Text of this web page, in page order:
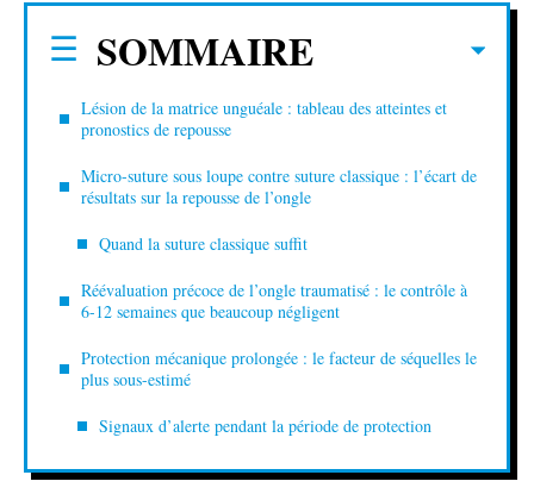
SOMMAIRE
Lésion de la matrice unguéale : tableau des atteintes et
pronostics de repousse
Micro-suture sous loupe contre suture classique : l’écart de
résultats sur la repousse de l’ongle
Quand la suture classique suffit
Réévaluation précoce de l’ongle traumatisé : le contrôle à
6-12 semaines que beaucoup négligent
Protection mécanique prolongée : le facteur de séquelles le
plus sous-estimé
Signaux d’alerte pendant la période de protection